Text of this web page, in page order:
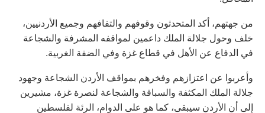
من جهتهم، أكد المتحدثون وقوفهم والتفافهم وجميع الأردنيين،
خلف وحول جلالة الملك داعمين لمواقفه المشرفة والشجاعة
في الدفاع عن الأهل في قطاع غزة وفي الضفة الغربية.
وأعربوا عن اعتزازهم وفخرهم بمواقف الأردن الشجاعة وجهود
جلالة الملك المكثفة والسباقة والشجاعة لنصرة غزة، مشيرين
إلى أن الأردن سيبقى، كما هو على الدوام، الرئة لفلسطين